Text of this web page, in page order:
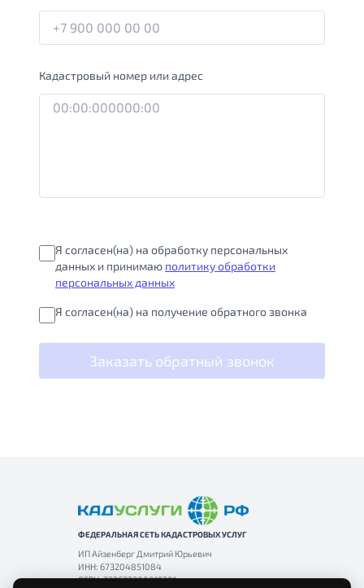
Кадастровый номер или адрес
Я согласен(на) на обработку персональных
данных и принимаю политику обработки
персональных данных
Я согласен(на) на получение обратного звонка
Заказать обратный звонок
ФЕДЕРАЛЬНАЯ СЕТЬ КАДАСТРОВЫХ УСЛУГ
ИП Айзенберг Дмитрий Юрьевич
ИНН: 673204851084
ОГРН: 323673300019301